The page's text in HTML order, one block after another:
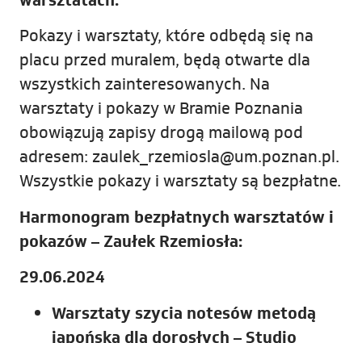
Pokazy i warsztaty, które odbędą się na
placu przed muralem, będą otwarte dla
wszystkich zainteresowanych. Na
warsztaty i pokazy w Bramie Poznania
obowiązują zapisy drogą mailową pod
adresem: zaulek_rzemiosla@um.poznan.pl.
Wszystkie pokazy i warsztaty są bezpłatne.
Harmonogram bezpłatnych warsztatów i
pokazów – Zaułek Rzemiosła:
29.06.2024
Warsztaty szycia notesów metodą
japońską dla dorosłych – Studio